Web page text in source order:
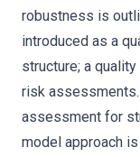
robustness is
introduced as a
structure; a
risk
assessment for
model approach